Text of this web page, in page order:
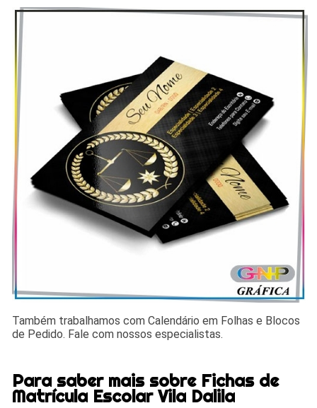
Também trabalhamos com Calendário em Folhas e Blocos
de Pedido. Fale com nossos especialistas.
Para saber mais sobre Fichas de
Matrícula Escolar Vila Dalila